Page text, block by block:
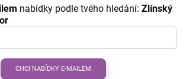
nabídky podle tvého hledání: Zlínský
CHCI NABÍDKY E-MAILEM